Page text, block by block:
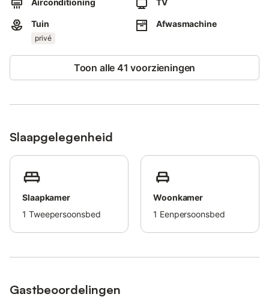
Er is een eigen barbecue voor buitenkoken en jullie kunnen
verblijf.
Eén huisdier is welkom.
Airconditioning TV
Tuin
privé
Afwasmachine
Toon alle 41 voorzieningen
Slaapgelegenheid
Slaapkamer
1 Tweepersoonsbed
Woonkamer
1 Eenpersoonsbed
Gastbeoordelingen